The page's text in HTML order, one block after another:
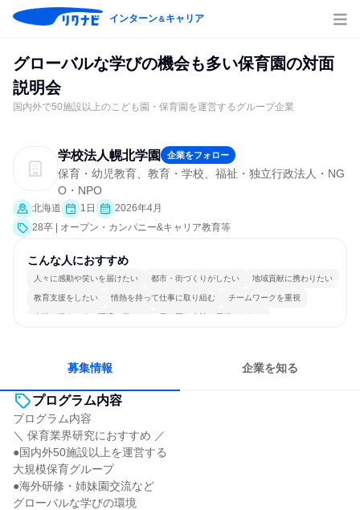
インターン＆キャリア
グローバルな学びの機会も多い保育園の対面
説明会
国内外で50施設以上のこども園・保育園を運営するグループ企業
学校法人幌北学園 企業をフォロー
保育・幼児教育、教育・学校、福祉・独立行政法人・NG
O・NPO
北海道 1日
2026年4月
28卒 | オープン・カンパニー&キャリア教育等
こんな人におすすめ
人々に感動や笑いを届けたい 都市・街づくりがしたい 地域貢献に携わりたい
教育支援をしたい 情熱を持って仕事に取り組む チームワークを重視
女性が働きやすい環境で働ける 長く同じ会社に居続けられる
募集情報 企業を知る
プログラム内容
プログラム内容
＼ 保育業界研究におすすめ ／
●国内外50施設以上を運営する
大規模保育グループ
●海外研修・姉妹園交流など
グローバルな学びの環境